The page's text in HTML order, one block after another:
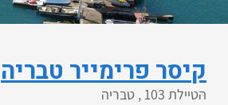
קיסר פרימייר טבריה
הטיילת 103 , טבריה